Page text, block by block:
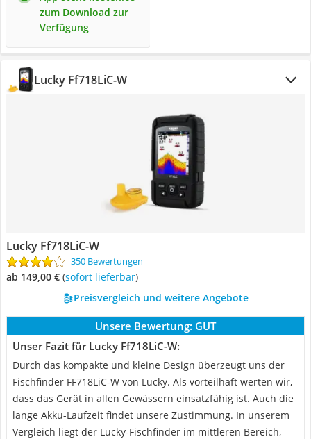
zum Download zur
Verfügung
Lucky Ff718LiC-W
Lucky Ff718LiC-W
350 Bewertungen
ab 149,00 € ( Sofort lieferbar)
Preisvergleich und weitere Angebote
Unsere Bewertung: GUT
Unser Fazit für Lucky Ff718LiC-W:
Durch das kompakte und kleine Design überzeugt uns der
Fischfinder FF718LiC-W von Lucky. Als vorteilhaft werten wir,
dass das Gerät in allen Gewässern einsatzfähig ist. Auch die
lange Akku-Laufzeit findet unsere Zustimmung. In unserem
Vergleich liegt der Lucky-Fischfinder im mittleren Bereich,